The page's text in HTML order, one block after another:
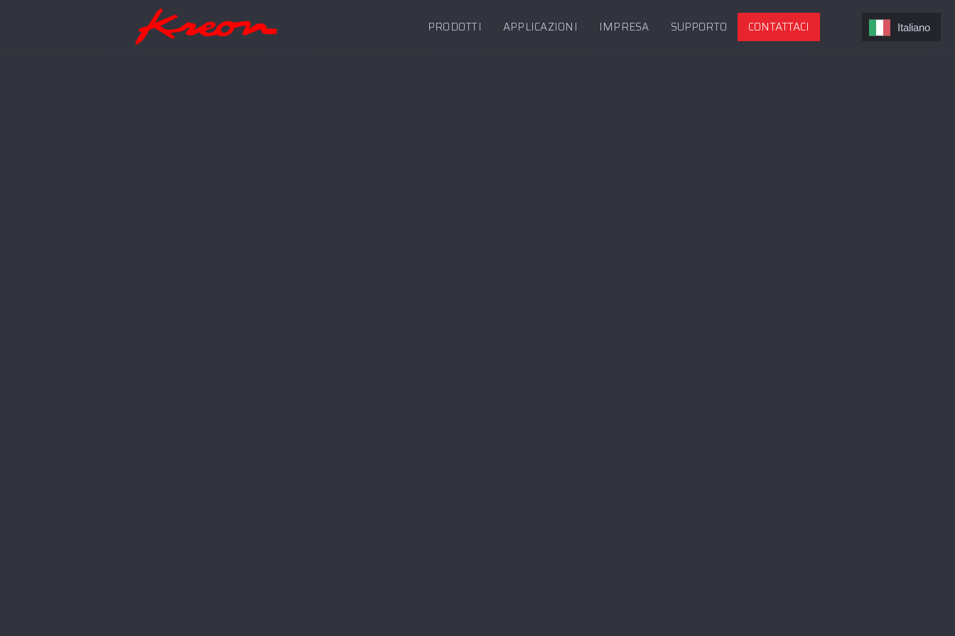
PRODOTTI APPLICAZIONI IMPRESA SUPPORTO CONTATTACI Italiano